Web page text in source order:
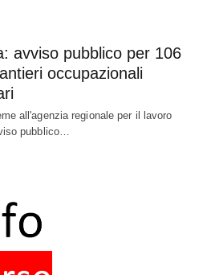
avviso pubblico per 106
occupazionali
all'agenzia regionale per il lavoro
pubblico…